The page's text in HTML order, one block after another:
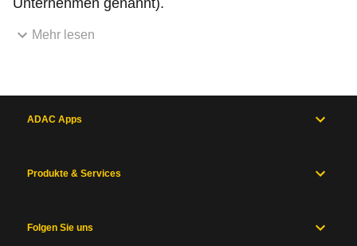
Unternehmen genannt).
Mehr lesen
ADAC Apps
Produkte & Services
Folgen Sie uns